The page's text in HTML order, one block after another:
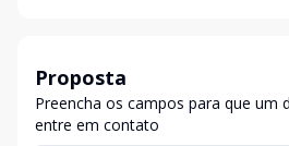
Proposta
Preencha os campos para que um
entre em contato